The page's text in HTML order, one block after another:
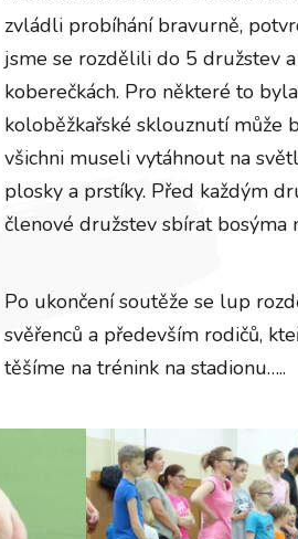
zvládli probíhání bravurně,
jsme se rozdělili do 5 družstev
koberečkách. Pro některé to
koloběžkařské sklouznutí může
všichni museli vytáhnout na
plosky a prstíky. Před každým
členové družstev sbírat bosýma
Po ukončení soutěže se lup
svěřenců a především rodičů,
těšíme na trénink na stadionu…..